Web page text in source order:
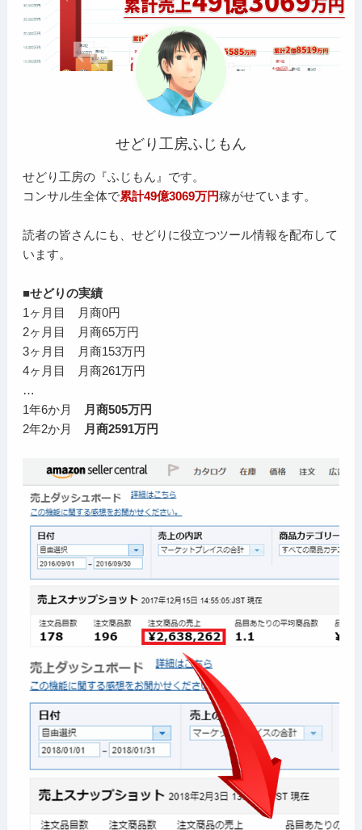
せどり工房ふじもん
せどり工房の『ふじもん』です。
コンサル生全体で累計49億3069万円稼がせています。
読者の皆さんにも、せどりに役立つツール情報を配布して
います。
■せどりの実績
1ヶ月目 月商0円
2ヶ月目 月商65万円
3ヶ月目 月商153万円
4ヶ月目 月商261万円
…
1年6か月
月商505万円
2年2か月
月商2591万円